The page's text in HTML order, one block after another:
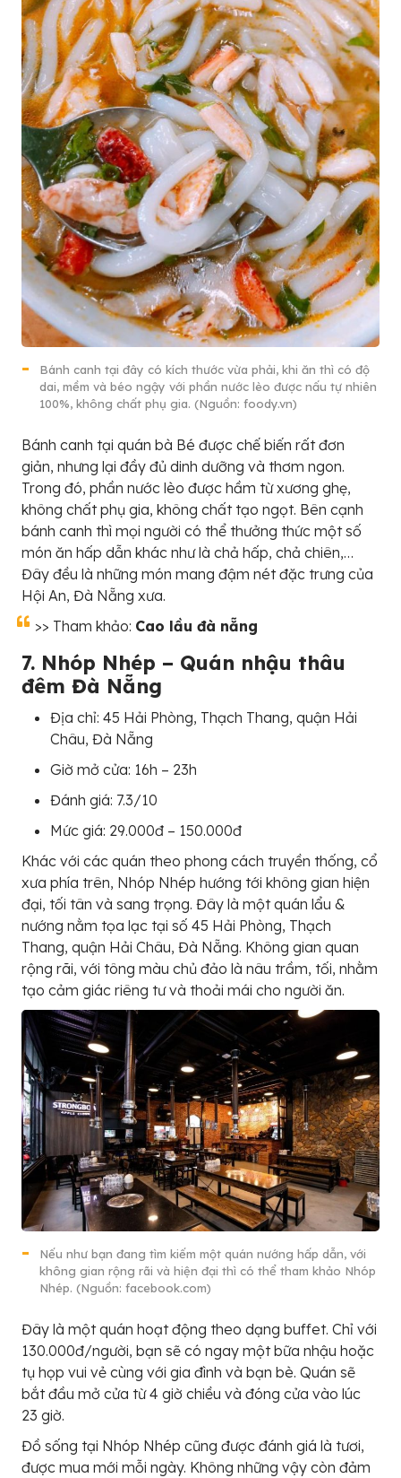
Bánh canh tại đây có kích thước vừa phải, khi ăn thì có độ
dai, mềm và béo ngậy với phần nước lèo được nấu tự nhiên
100%, không chất phụ gia. (Nguồn: foody.vn)
Bánh canh tại quán bà Bé được chế biến rất đơn
giản, nhưng lại đầy đủ dinh dưỡng và thơm ngon.
Trong đó, phần nước lèo được hầm từ xương ghẹ,
không chất phụ gia, không chất tạo ngọt. Bên cạnh
bánh canh thì mọi người có thể thưởng thức một số
món ăn hấp dẫn khác như là chả hấp, chả chiên,…
Đây đều là những món mang đậm nét đặc trưng của
Hội An, Đà Nẵng xưa.
>> Tham khảo: Cao lầu đà nẵng
7. Nhóp Nhép – Quán nhậu thâu
đêm Đà Nẵng
Địa chỉ: 45 Hải Phòng, Thạch Thang, quận Hải
Châu, Đà Nẵng
Giờ mở cửa: 16h – 23h
Đánh giá: 7.3/10
Mức giá: 29.000đ – 150.000đ
Khác với các quán theo phong cách truyền thống, cổ
xưa phía trên, Nhóp Nhép hướng tới không gian hiện
đại, tối tân và sang trọng. Đây là một quán lẩu &
nướng nằm tọa lạc tại số 45 Hải Phòng, Thạch
Thang, quận Hải Châu, Đà Nẵng. Không gian quan
rộng rãi, với tông màu chủ đảo là nâu trầm, tối, nhằm
tạo cảm giác riêng tư và thoải mái cho người ăn.
Nếu như bạn đang tìm kiếm một quán nướng hấp dẫn, với
không gian rộng rãi và hiện đại thì có thể tham khảo Nhóp
Nhép. (Nguồn: facebook.com)
Đây là một quán hoạt động theo dạng buffet. Chỉ với
130.000đ/người, bạn sẽ có ngay một bữa nhậu hoặc
tụ họp vui vẻ cùng với gia đình và bạn bè. Quán sẽ
bắt đầu mở cửa từ 4 giờ chiều và đóng cửa vào lúc
23 giờ.
Đồ sống tại Nhóp Nhép cũng được đánh giá là tươi,
được mua mới mỗi ngày. Không những vậy còn đảm